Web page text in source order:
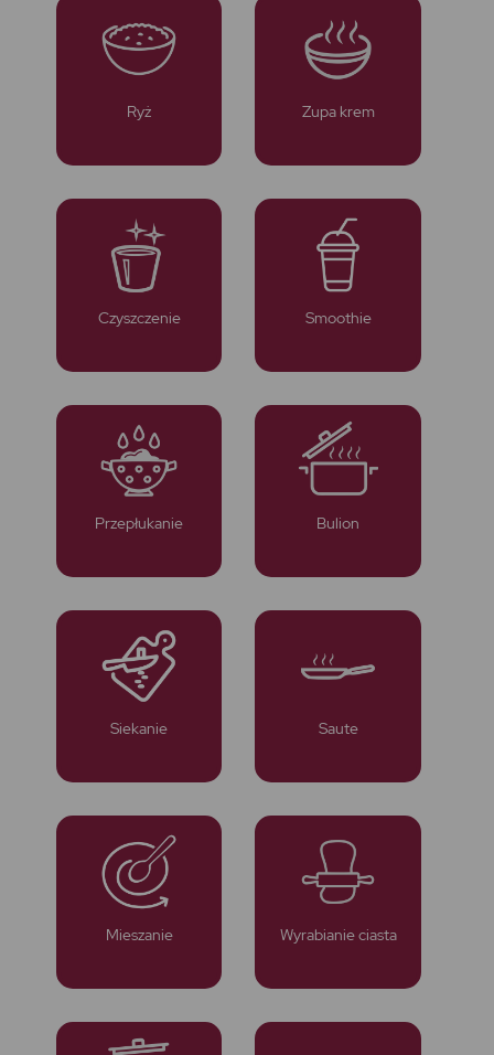
Ryż Zupa krem
Czyszczenie Smoothie
Przepłukanie Bulion
Siekanie Saute
Mieszanie Wyrabianie ciasta